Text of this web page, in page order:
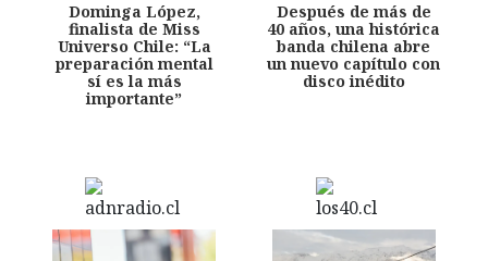
Dominga López,
finalista de Miss
Universo Chile: “La
preparación mental
sí es la más
importante”
Después de más de
40 años, una histórica
banda chilena abre
un nuevo capítulo con
disco inédito